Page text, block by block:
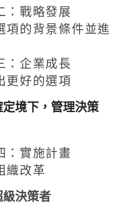
戰略發展
的背景條件並進
企業成長
好的選項
定境下，管理決策
實施計畫
改革
決策者